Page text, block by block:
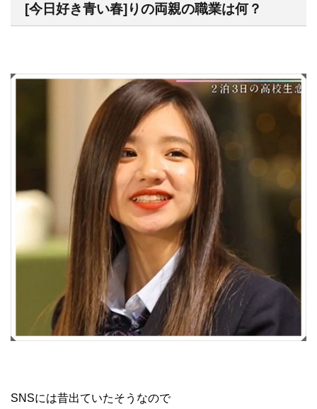
[今日好き青い春]りの両親の職業は何？
SNSには昔出ていたそうなので